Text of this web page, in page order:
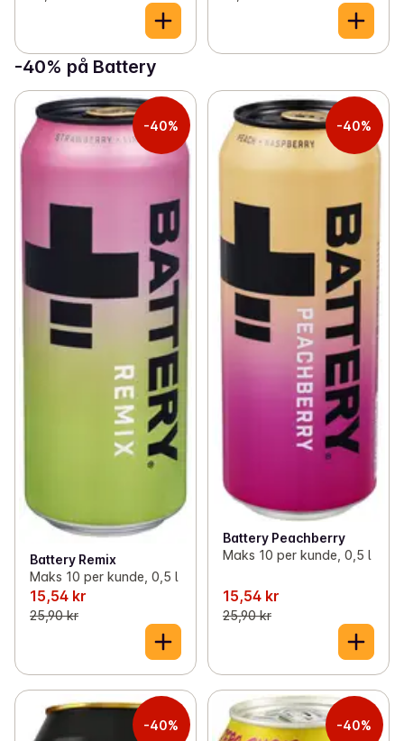
-40% på Battery
-40%
Battery Remix
Maks 10 per kunde, 0,5 l
15,54 kr
25,90 kr
-40%
Battery Peachberry
Maks 10 per kunde, 0,5 l
15,54 kr
25,90 kr
-40% -40%